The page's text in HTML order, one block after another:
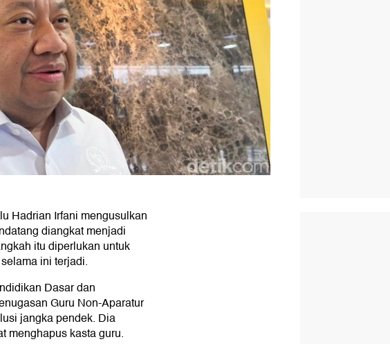
Hadrian Irfani mengusulkan
diangkat menjadi
itu diperlukan untuk
ini terjadi.
Dasar dan
Guru Non-Aparatur
jangka pendek. Dia
menghapus kasta guru.